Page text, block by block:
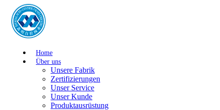
Home
Über uns
Unsere Fabrik
Zertifizierungen
Unser Service
Unser Kunde
Produktausrüstung